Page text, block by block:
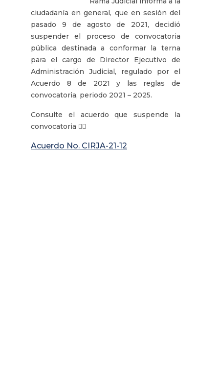
ciudadanía en general, que en sesión del
pasado 9 de agosto de 2021, decidió
suspender el proceso de convocatoria
pública destinada a conformar la terna
para el cargo de Director Ejecutivo de
Administración Judicial, regulado por el
Acuerdo 8 de 2021 y las reglas de
convocatoria, periodo 2021 – 2025.
Consulte el acuerdo que suspende la
convocatoria 👇🏽
Acuerdo No. CIRJA-21-12